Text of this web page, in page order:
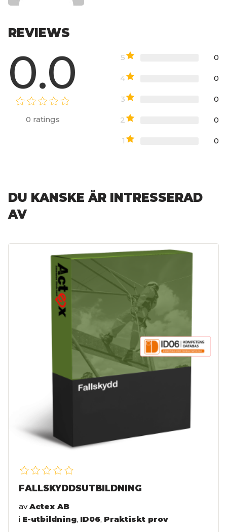
REVIEWS
0.0
0 ratings
5 0
4 0
3 0
2 0
1 0
DU KANSKE ÄR INTRESSERAD
AV
FALLSKYDDSUTBILDNING
av Actex AB
i E-utbildning, ID06, Praktiskt prov